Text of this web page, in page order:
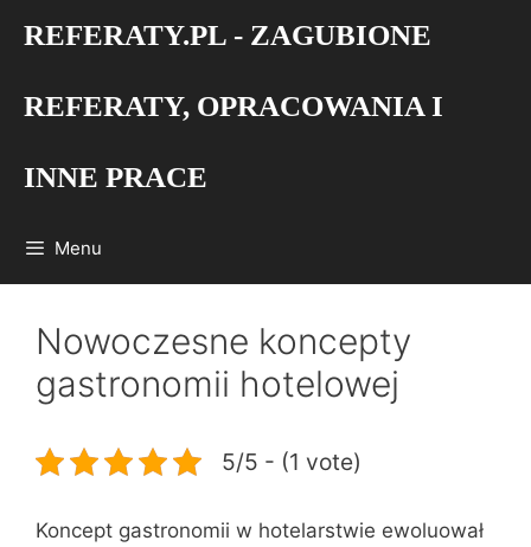
REFERATY.PL - ZAGUBIONE
REFERATY, OPRACOWANIA I
INNE PRACE
Menu
Nowoczesne koncepty
gastronomii hotelowej
5/5 - (1 vote)
Koncept gastronomii w hotelarstwie ewoluował